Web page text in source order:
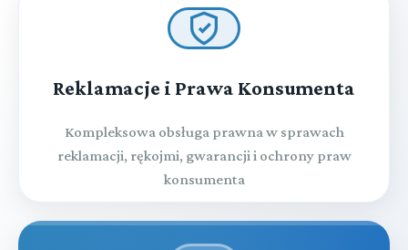
Reklamacje i Prawa Konsumenta
Kompleksowa obsługa prawna w sprawach
reklamacji, rękojmi, gwarancji i ochrony praw
konsumenta